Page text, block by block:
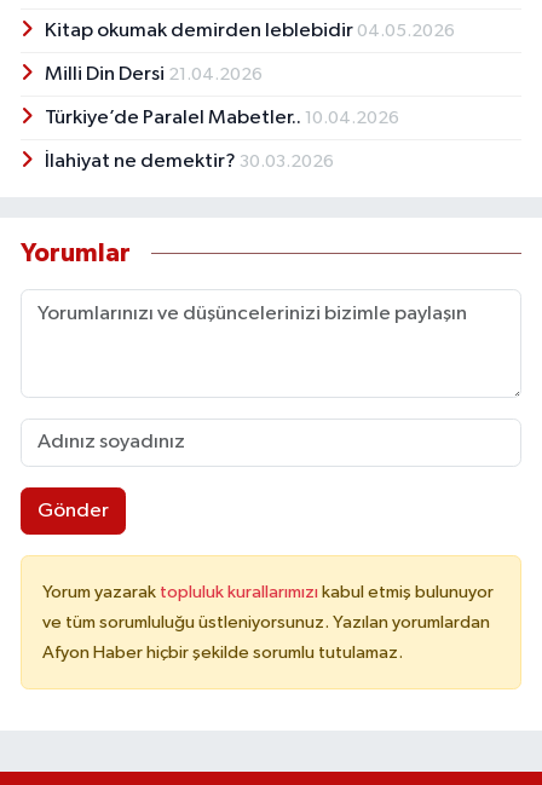
Kitap okumak demirden leblebidir 04.05.2026
Milli Din Dersi 21.04.2026
Türkiye’de Paralel Mabetler.. 10.04.2026
İlahiyat ne demektir? 30.03.2026
Yorumlar
Gönder
Yorum yazarak topluluk kurallarımızı kabul etmiş bulunuyor
ve tüm sorumluluğu üstleniyorsunuz. Yazılan yorumlardan
Afyon Haber hiçbir şekilde sorumlu tutulamaz.